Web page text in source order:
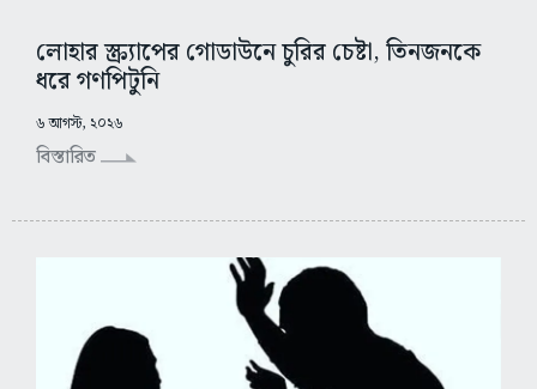
লোহার স্ক্র্যাপের গোডাউনে চুরির চেষ্টা, তিনজনকে
ধরে গণপিটুনি
৬ আগস্ট, ২০২৬
বিস্তারিত